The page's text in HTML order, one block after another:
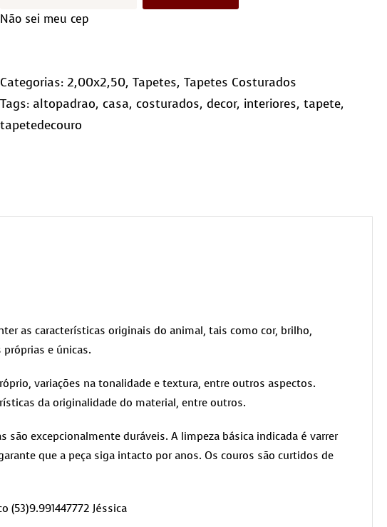
quantidade
Não sei meu cep
Categorias:2,00x2,50,Tapetes,Tapetes Costurados
Tags: altopadrao,casa,costurados,decor, interiores,tapete,
tapetedecouro
as características originais do animal, tais como cor, brilho,
próprias e únicas.
variações na tonalidade e textura, entre outros aspectos.
da originalidade do material, entre outros.
excepcionalmente duráveis. A limpeza básica indicada é varrer
que a peça siga intacto por anos. Os couros são curtidos de
Jéssica